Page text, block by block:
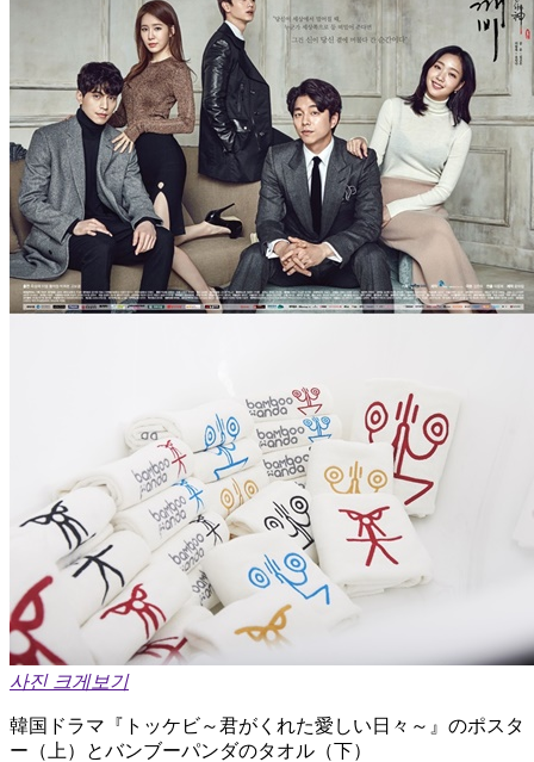
사진 크게보기
韓国ドラマ『トッケビ～君がくれた愛しい日々～』のポスタ
ー（上）とバンブーパンダのタオル（下）